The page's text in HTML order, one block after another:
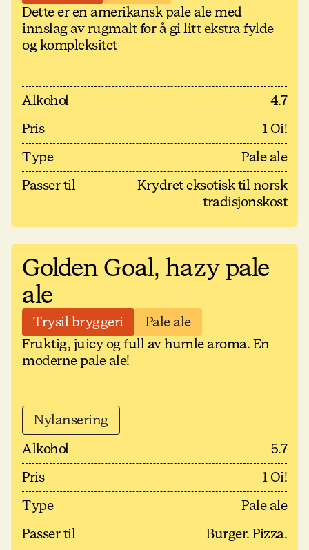
Dette er en amerikansk pale ale med
innslag av rugmalt for å gi litt ekstra fylde
og kompleksitet
Alkohol
4.7
Pris
1 Oi!
Type
Pale ale
Passer til
Krydret eksotisk til norsk
tradisjonskost
Golden Goal, hazy pale
ale
Trysil bryggeri
Pale ale
Fruktig, juicy og full av humle aroma. En
moderne pale ale!
Nylansering
Alkohol
5.7
Pris
1 Oi!
Type
Pale ale
Passer til
Burger. Pizza.